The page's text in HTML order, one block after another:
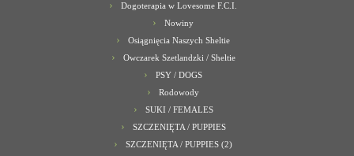
Dogoterapia w Lovesome F.C.I.
Nowiny
Osiągnięcia Naszych Sheltie
Owczarek Szetlandzki / Sheltie
PSY / DOGS
Rodowody
SUKI / FEMALES
SZCZENIĘTA / PUPPIES
SZCZENIĘTA / PUPPIES (2)